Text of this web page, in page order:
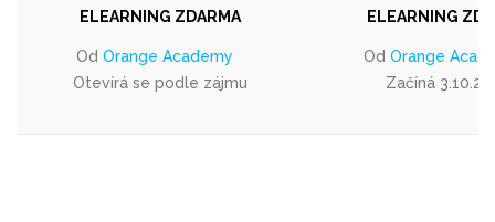
ELEARNING ZDARMA
Od Orange Academy
Otevírá se podle zájmu
ELEARNING
Od Orange
Začíná